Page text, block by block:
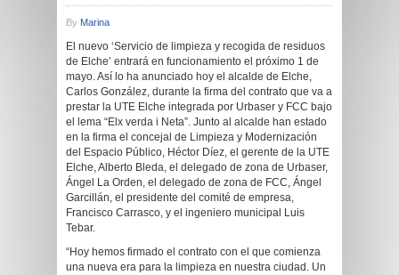
By Marina
El nuevo ‘Servicio de limpieza y recogida de residuos
de Elche’ entrará en funcionamiento el próximo 1 de
mayo. Así lo ha anunciado hoy el alcalde de Elche,
Carlos González, durante la firma del contrato que va a
prestar la UTE Elche integrada por Urbaser y FCC bajo
el lema “Elx verda i Neta”. Junto al alcalde han estado
en la firma el concejal de Limpieza y Modernización
del Espacio Público, Héctor Díez, el gerente de la UTE
Elche, Alberto Bleda, el delegado de zona de Urbaser,
Ángel La Orden, el delegado de zona de FCC, Ángel
Garcillán, el presidente del comité de empresa,
Francisco Carrasco, y el ingeniero municipal Luis
Tebar.
“Hoy hemos firmado el contrato con el que comienza
una nueva era para la limpieza en nuestra ciudad. Un